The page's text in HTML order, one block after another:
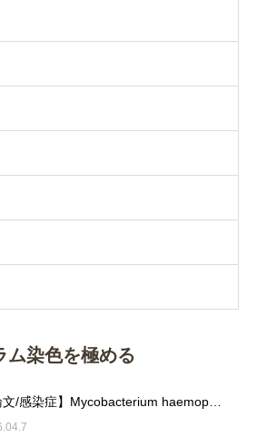
ム染色を極める
文/感染症】Mycobacterium haemop…